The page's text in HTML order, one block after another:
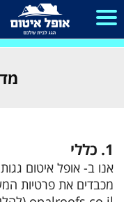
1. כללי
אנו ב- אופל איטום
מכבדים את פרטיות